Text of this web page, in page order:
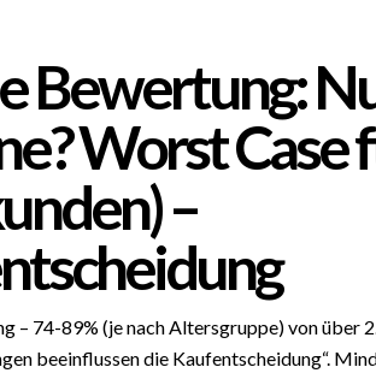
Bewertung:
Worst Case
–
– 74-89% (je nach Altersgruppe) von über
beeinflussen die Kaufentscheidung“.